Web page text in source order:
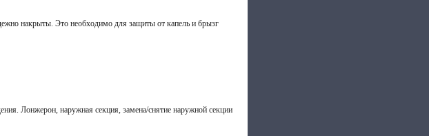
накрыты. Это необходимо для защиты от капель и брызг
Лонжерон, наружная секция, замена/снятие наружной секции